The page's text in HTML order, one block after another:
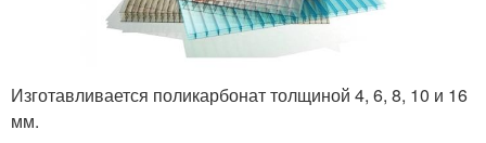
Изготавливается поликарбонат толщиной 4, 6, 8, 10 и 16
мм.